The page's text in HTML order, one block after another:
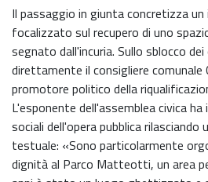
Il passaggio in giunta concretizza
focalizzato sul recupero di uno
segnato dall'incuria. Sullo sblocco
direttamente il consigliere comunale
promotore politico della
L'esponente dell'assemblea civica
sociali dell'opera pubblica rilasciando
testuale: «Sono particolarmente
dignità al Parco Matteotti, un area